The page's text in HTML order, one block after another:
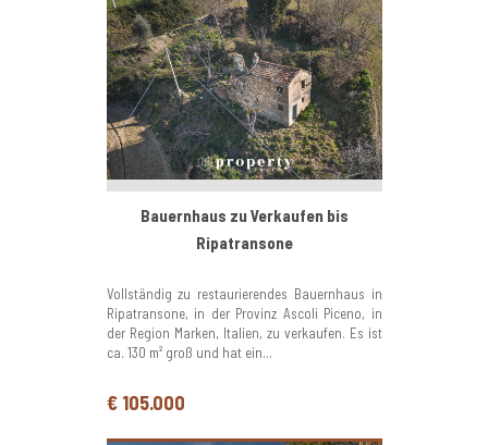
Bauernhaus zu Verkaufen bis
Ripatransone
Vollständig zu restaurierendes Bauernhaus in
Ripatransone, in der Provinz Ascoli Piceno, in
der Region Marken, Italien, zu verkaufen. Es ist
ca. 130 m² groß und hat ein...
€ 105.000